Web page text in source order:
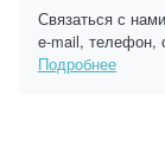
Связаться с
e-mail, телефон,
Подробнее